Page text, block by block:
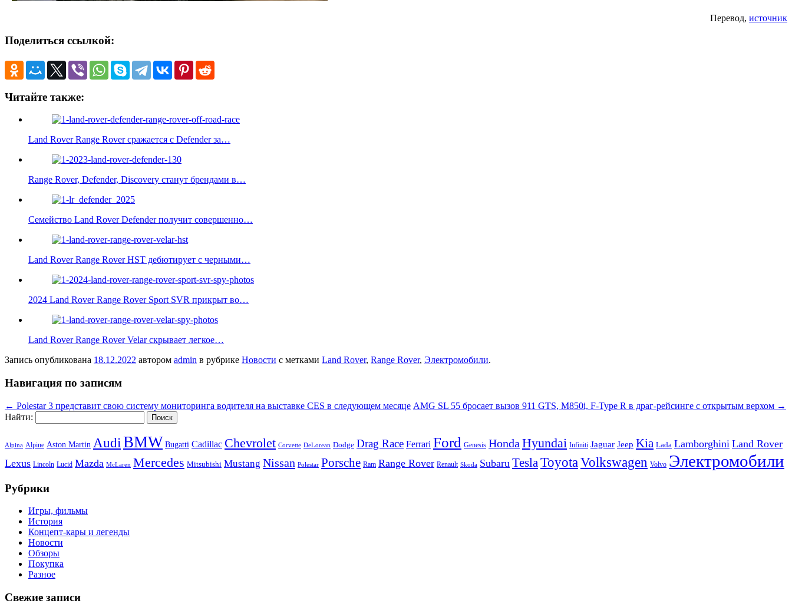
Перевод, источник
Поделиться ссылкой:
Читайте также:
Land Rover Range Rover сражается с Defender за…
Range Rover, Defender, Discovery станут брендами в…
Семейство Land Rover Defender получит совершенно…
Land Rover Range Rover HST дебютирует с черными…
2024 Land Rover Range Rover Sport SVR прикрыт во…
Land Rover Range Rover Velar скрывает легкое…
Запись опубликована 18.12.2022 автором admin в рубрике Новости с метками Land Rover, Range Rover, Электромобили.
Навигация по записям
← Polestar 3 представит свою систему мониторинга водителя на выставке CES в следующем месяце AMG SL 55 бросает вызов 911 GTS, M850i, F-Type R в драг-рейсинге с открытым верхом →
Найти:
Alpina Alpine Aston Martin Audi BMW Bugatti Cadillac Chevrolet Corvette DeLorean Dodge Drag Race Ferrari Ford Genesis Honda Hyundai Infiniti Jaguar Jeep Kia Lada Lamborghini Land Rover
Lexus Lincoln Lucid Mazda McLaren Mercedes Mitsubishi Mustang Nissan Polestar Porsche Ram Range Rover Renault Skoda Subaru TeslaToyota Volkswagen Volvo Электромобили
Рубрики
Игры, фильмы
История
Концепт-кары и легенды
Новости
Обзоры
Покупка
Разное
Свежие записи